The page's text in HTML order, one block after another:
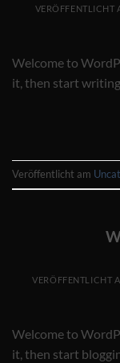
VERÖFFENTLICHT
Welcome to
it, then start
Veröffentlicht am
VERÖFFENTLICHT
Welcome to
it, then start